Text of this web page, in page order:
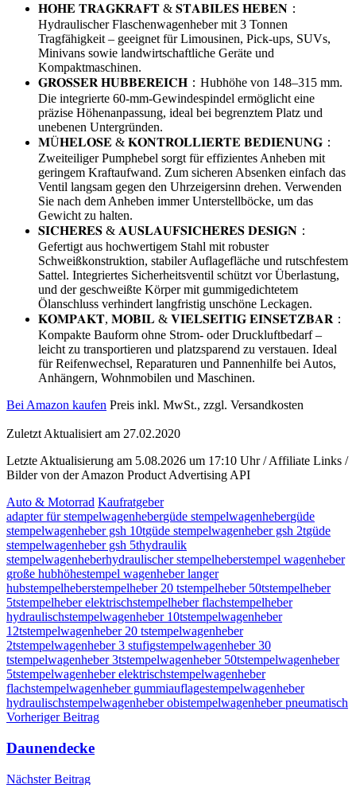
𝐇𝐎𝐇𝐄 𝐓𝐑𝐀𝐆𝐊𝐑𝐀𝐅𝐓 & 𝐒𝐓𝐀𝐁𝐈𝐋𝐄𝐒 𝐇𝐄𝐁𝐄𝐍：
Hydraulischer Flaschenwagenheber mit 3 Tonnen
Tragfähigkeit – geeignet für Limousinen, Pick-ups, SUVs,
Minivans sowie landwirtschaftliche Geräte und
Kompaktmaschinen.
𝐆𝐑𝐎𝐒𝐒𝐄𝐑 𝐇𝐔𝐁𝐁𝐄𝐑𝐄𝐈𝐂𝐇：Hubhöhe von 148–315 mm.
Die integrierte 60-mm-Gewindespindel ermöglicht eine
präzise Höhenanpassung, ideal bei begrenztem Platz und
unebenen Untergründen.
𝐌Ü𝐇𝐄𝐋𝐎𝐒𝐄 & 𝐊𝐎𝐍𝐓𝐑𝐎𝐋𝐋𝐈𝐄𝐑𝐓𝐄 𝐁𝐄𝐃𝐈𝐄𝐍𝐔𝐍𝐆：
Zweiteiliger Pumphebel sorgt für effizientes Anheben mit
geringem Kraftaufwand. Zum sicheren Absenken einfach das
Ventil langsam gegen den Uhrzeigersinn drehen. Verwenden
Sie nach dem Anheben immer Unterstellböcke, um das
Gewicht zu halten.
𝐒𝐈𝐂𝐇𝐄𝐑𝐄𝐒 & 𝐀𝐔𝐒𝐋𝐀𝐔𝐅𝐒𝐈𝐂𝐇𝐄𝐑𝐄𝐒 𝐃𝐄𝐒𝐈𝐆𝐍：
Gefertigt aus hochwertigem Stahl mit robuster
Schweißkonstruktion, stabiler Auflagefläche und rutschfestem
Sattel. Integriertes Sicherheitsventil schützt vor Überlastung,
und der geschweißte Körper mit gummigedichtetem
Ölanschluss verhindert langfristig unschöne Leckagen.
𝐊𝐎𝐌𝐏𝐀𝐊𝐓, 𝐌𝐎𝐁𝐈𝐋 & 𝐕𝐈𝐄𝐋𝐒𝐄𝐈𝐓𝐈𝐆 𝐄𝐈𝐍𝐒𝐄𝐓𝐙𝐁𝐀𝐑：
Kompakte Bauform ohne Strom- oder Druckluftbedarf –
leicht zu transportieren und platzsparend zu verstauen. Ideal
für Reifenwechsel, Reparaturen und Pannenhilfe bei Autos,
Anhängern, Wohnmobilen und Maschinen.
Bei Amazon kaufen Preis inkl. MwSt., zzgl. Versandkosten
Zuletzt Aktualisiert am 27.02.2020
Letzte Aktualisierung am 5.08.2026 um 17:10 Uhr / Affiliate Links /
Bilder von der Amazon Product Advertising API
Auto & Motorrad Kaufratgeber
adapter für stempelwagenhebergüde stempelwagenhebergüde
stempelwagenheber gsh 10tgüde stempelwagenheber gsh 2tgüde
stempelwagenheber gsh 5thydraulik
stempelwagenheberhydraulischer stempelheberstempel wagenheber
große hubhöhestempel wagenheber langer
hubstempelheberstempelheber 20 tstempelheber 50tstempelheber
5tstempelheber elektrischstempelheber flachstempelheber
hydraulischstempelwagenheber 10tstempelwagenheber
12tstempelwagenheber 20 tstempelwagenheber
2tstempelwagenheber 3 stufigstempelwagenheber 30
tstempelwagenheber 3tstempelwagenheber 50tstempelwagenheber
5tstempelwagenheber elektrischstempelwagenheber
flachstempelwagenheber gummiauflagestempelwagenheber
hydraulischstempelwagenheber obistempelwagenheber pneumatisch
Beitragsnavigation
Vorheriger Beitrag
Daunendecke
Nächster Beitrag